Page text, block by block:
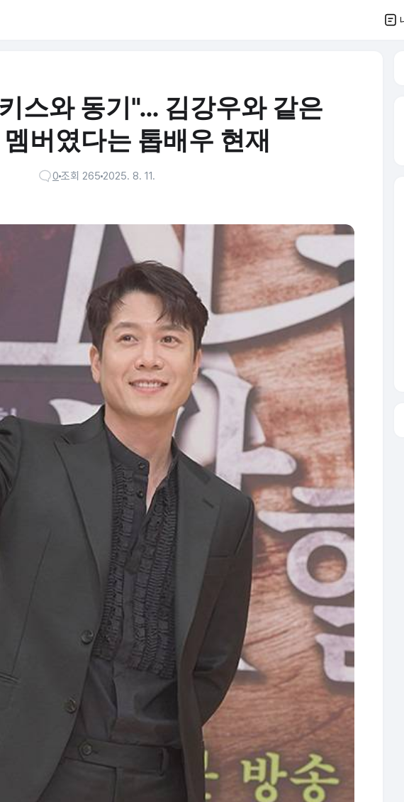
스와 동기"… 김강우와 같은
버였다는 톱배우 현재
0 조회 265 2025. 8. 11.